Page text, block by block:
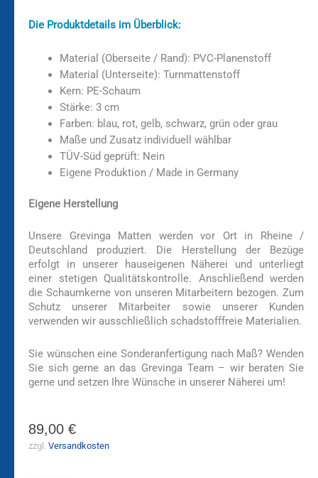
Die Produktdetails im Überblick:
Material (Oberseite / Rand): PVC-Planenstoff
Material (Unterseite): Turnmattenstoff
Kern: PE-Schaum
Stärke: 3 cm
Farben: blau, rot, gelb, schwarz, grün oder grau
Maße und Zusatz individuell wählbar
TÜV-Süd geprüft: Nein
Eigene Produktion / Made in Germany
Eigene Herstellung
Unsere Grevinga Matten werden vor Ort in Rheine /
Deutschland produziert. Die Herstellung der Bezüge
erfolgt in unserer hauseigenen Näherei und unterliegt
einer stetigen Qualitätskontrolle. Anschließend werden
die Schaumkerne von unseren Mitarbeitern bezogen. Zum
Schutz unserer Mitarbeiter sowie unserer Kunden
verwenden wir ausschließlich schadstofffreie Materialien.
Sie wünschen eine Sonderanfertigung nach Maß? Wenden
Sie sich gerne an das Grevinga Team – wir beraten Sie
gerne und setzen Ihre Wünsche in unserer Näherei um!
89,00 €
zzgl. Versandkosten